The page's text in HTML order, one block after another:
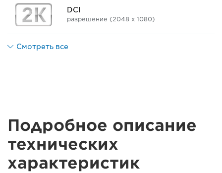
DCI
разрешение (2048 x 1080)
Смотреть все
Подробное описание
технических
характеристик